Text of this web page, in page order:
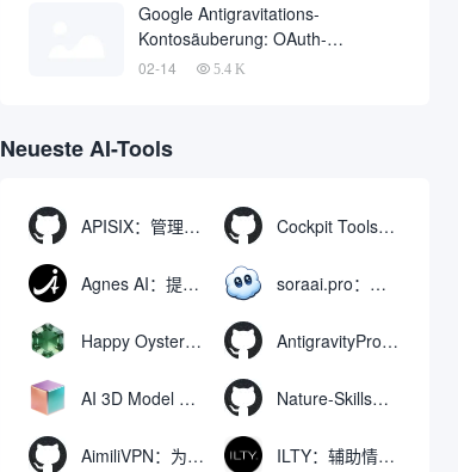
Google Antigravitations-
Kontosäuberung: OAuth-
Missbrauch löst massive
02-14 5.4 K
Neueste AI-Tools
APISIX：管理和代理API及大模型流量的高性能网关 Cockpit Tools：管理多个AI编程IDE账号与配置多开独立实例的本地桌面应用
Agnes AI：提供全模态模型免费API、支持图文视频生成与复杂工程执行的智能体平台 soraai.pro：支持多模型文字转视频和图像生成的在线创作工具
Happy Oyster AI：生成可交互式3D虚拟世界与视频的大模型 AntigravityProxyLauncher：免TUN全局代理使用Antigravity IDE
AI 3D Model Generator：通过文本和图像快速生成3D模型的在线工具 Nature-Skills：辅助撰写学术论文和绘制科研图表的智能体插件
AimiliVPN：为Linux提供纯净出站家庭IP的VPN代理网关 ILTY：辅助情绪疏导与提供行动建议的AI陪伴工具